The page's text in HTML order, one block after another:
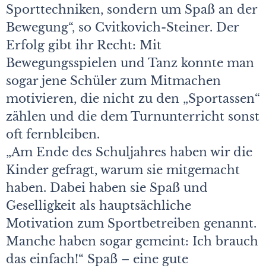
Sporttechniken, sondern um Spaß an der
Bewegung“, so Cvitkovich-Steiner. Der
Erfolg gibt ihr Recht: Mit
Bewegungsspielen und Tanz konnte man
sogar jene Schüler zum Mitmachen
motivieren, die nicht zu den „Sportassen“
zählen und die dem Turnunterricht sonst
oft fernbleiben.
„Am Ende des Schuljahres haben wir die
Kinder gefragt, warum sie mitgemacht
haben. Dabei haben sie Spaß und
Geselligkeit als hauptsächliche
Motivation zum Sportbetreiben genannt.
Manche haben sogar gemeint: Ich brauch
das einfach!“ Spaß – eine gute